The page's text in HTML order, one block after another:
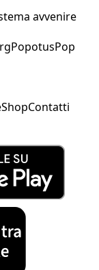
avvenire
PopotusPop
ShopContatti